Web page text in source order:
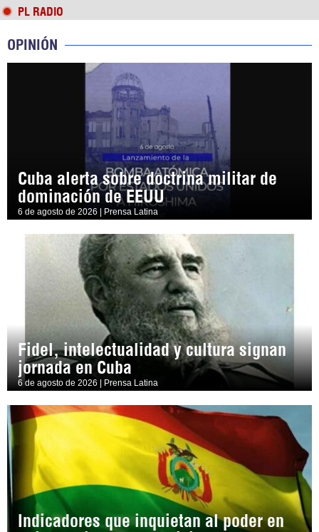
PL RADIO
OPINIÓN
Cuba alerta sobre doctrina militar de
dominación de EEUU
6 de agosto de 2026 | Prensa Latina
Fidel, intelectualidad y cultura signan
jornada en Cuba
6 de agosto de 2026 | Prensa Latina
Indicadores que inquietan al poder en